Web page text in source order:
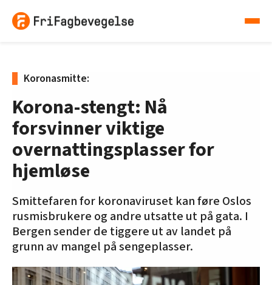
Koronasmitte:
Korona-stengt: Nå
forsvinner viktige
overnattingsplasser for
hjemløse
Smittefaren for koronaviruset kan føre Oslos
rusmisbrukere og andre utsatte ut på gata. I
Bergen sender de tiggere ut av landet på
grunn av mangel på sengeplasser.